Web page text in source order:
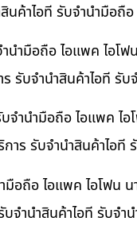
ค้าไอที รับจำนำมือ
นำมือถือ ไอแพค ไอโ
รับจำนำสินค้าไอที รั
จำนำมือถือ ไอแพค ไ
ร รับจำนำสินค้าไอ
อถือ ไอแพค ไอโฟน
ำนำสินค้าไอที รับจ